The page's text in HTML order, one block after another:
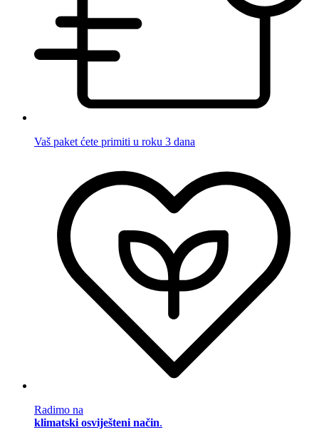
Vaš paket ćete primiti u roku 3 dana
Radimo na
klimatski osviješteni način.